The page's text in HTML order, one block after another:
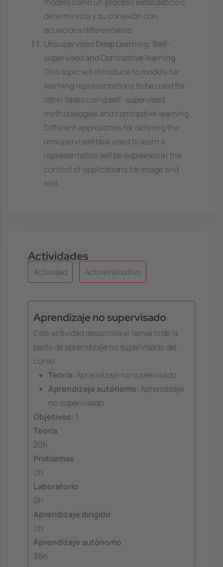
determinista y su conexión con
ecuacions diferenciales
Unsupervised Deep Learning: Self-
supervised and Contrastive learning
This topic will introduce to models for
learning representations to be used for
other tasks using self-supervised
methodologies and contrastive learning.
Different approaches for defining the
unsupervised task used to learn a
representation will be explained in the
context of applications for image and
text.
Actividades
Actividad Acto evaluativo
Aprendizaje no supervisado
Esta actividad desarrolla el temario de la
parte de aprendizaje no supervisado del
curso
Teoría: Aprendizaje no supervisado
Aprendizaje autónomo: Aprendizaje
no supervisado
Objetivos: 1
Teoría
20h
Problemas
0h
Laboratorio
0h
Aprendizaje dirigido
0h
Aprendizaje autónomo
36h